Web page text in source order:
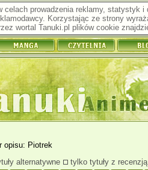
prowadzenia reklamy, statystyk
Korzystając ze strony
wortal Tanuki.pl plików cookie
opisu: Piotrek
alternatywne tylko tytuły z recenzją